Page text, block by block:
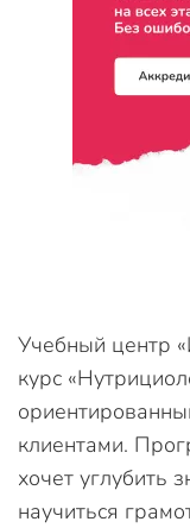
Учебный центр
курс
клиентами.
хочет углубить
научиться